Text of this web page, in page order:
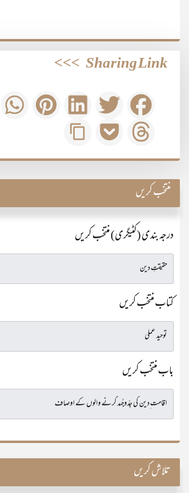
Sharing Link
>>>
منتخب کریں
درجہ بندی (کٹیگری) منتخب کریں
کتاب منتخب کریں
باب منتخب کریں
تلاش کریں